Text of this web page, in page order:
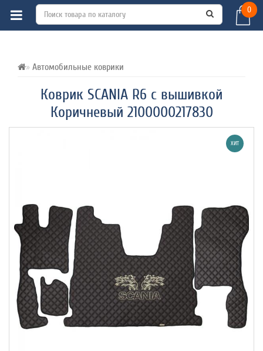
0
Автомобильные коврики
Коврик SCANIA R6 с вышивкой
Коричневый 2100000217830
ВСЕ О ТОВАРЕ ХАРАКТЕРИСТИКИ
ХИТ